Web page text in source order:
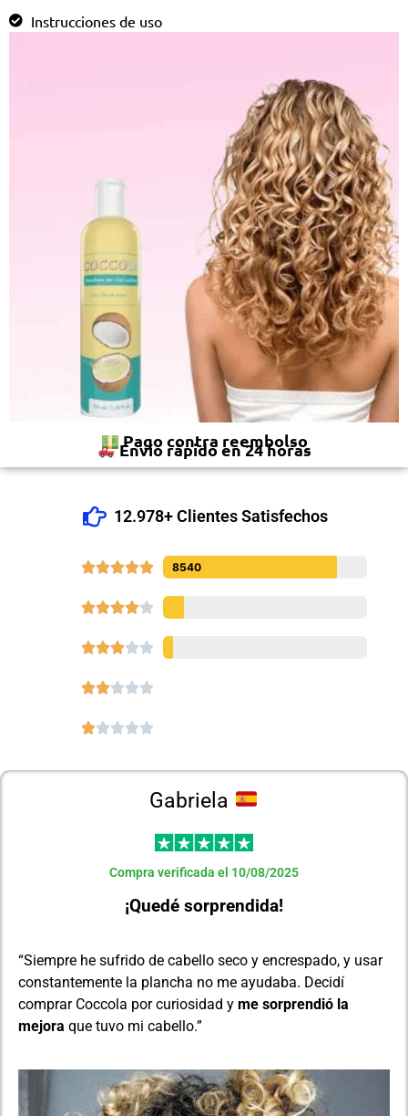
Instrucciones de uso
Pago contra reembolso
Envío rápido en 24 horas
12.978+ Clientes Satisfechos
 8540




Gabriela
Compra verificada el 10/08/2025
¡Quedé sorprendida!
“Siempre he sufrido de cabello seco y encrespado, y usar
constantemente la plancha no me ayudaba. Decidí
comprar Coccola por curiosidad y me sorprendió la
mejora que tuvo mi cabello.”